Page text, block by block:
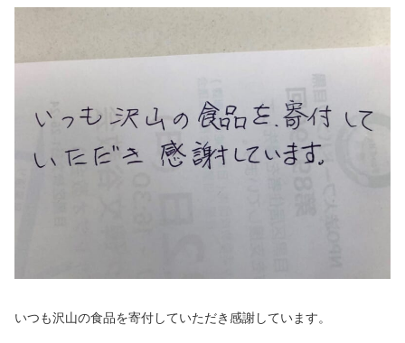
いつも沢山の食品を寄付していただき感謝しています。